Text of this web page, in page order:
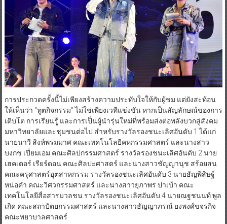
การประกวดครั้งนี้ไม่เพียงสร้างความประทับใจให้กับผู้ชม แต่ยังสะท้อน
ให้เห็นว่า “ทูตกิจกรรม” ไม่ใช่เพียงเวทีแข่งขัน หากเป็นสัญลักษณ์ของการ
เติบโต การเรียนรู้ และการเป็นผู้นำรุ่นใหม่ที่พร้อมส่งต่อพลังบวกสู่สังคม
มหาวิทยาลัยและชุมชนต่อไป สำหรับรางวัลรองชนะเลิศอันดับ 1 ได้แก่
นายนาวี สิงห์พรมมาศ คณะเทคโนโลยีคหกรรมศาสตร์ และนางสาว
บงกช เปี่ยมเอม คณะศิลปกรรมศาสตร์ รางวัลรองชนะเลิศอันดับ 2 นาย
เฮคเตอร์ เรียร์ดอน คณะศิลปะศาสตร์ และนางสาวชัญญานุช สร้อยสน
คณะครุศาสตร์อุตสาหกรรม รางวัลรองชนะเลิศอันดับ 3 นายธัญพิสิษฐ์
หน่อคำ คณะวิศวกรรมศาสตร์ และนางสาวยุภาพร ปาเบ้า คณะ
เทคโนโลยีสื่อสารมวลชน รางวัลรองชนะเลิศอันดับ 4 นายณฐชนนท์ พูล
เกิด คณะสถาปัตยกรรมศาสตร์ และนางสาวธัญญาภรณ์ ยงพงศ์ขจรกิจ
คณะพยาบาลศาสตร์